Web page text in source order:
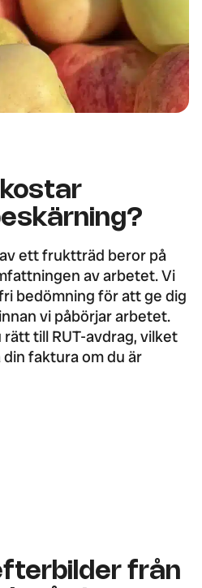
ett fruktträd beror på
av arbetet. Vi
bedömning för att ge dig
vi påbörjar arbetet.
till RUT-avdrag, vilket
faktura om du är
från